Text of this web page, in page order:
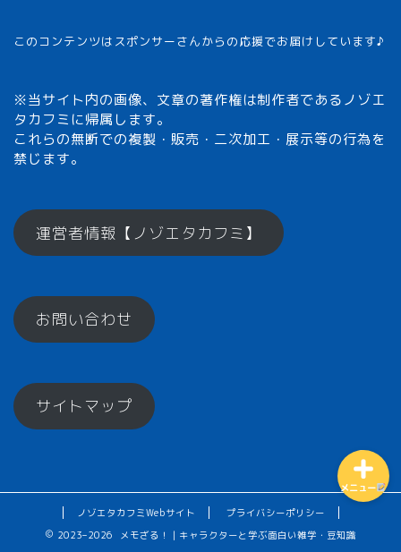
このコンテンツはスポンサーさんからの応援でお届けしています♪
※当サイト内の画像、文章の著作権は制作者であるノゾエ
タカフミに帰属します。
これらの無断での複製・販売・二次加工・展示等の行為を
禁じます。
運営者情報【ノゾエタカフミ】
お問い合わせ
サイトマップ
ノゾエタカフミWebサイト
プライバシーポリシー
2023–2026 メモざる！｜キャラクターと学ぶ面白い雑学・豆知識
メニュー
メモざるとは？